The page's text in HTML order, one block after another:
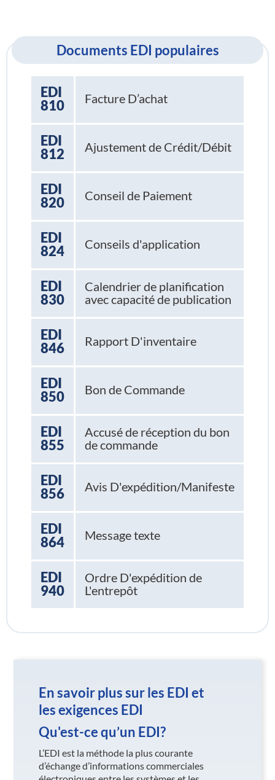
Documents EDI populaires
EDI
810
Facture D’achat
EDI
812
Ajustement de Crédit/Débit
EDI
820
Conseil de Paiement
EDI
824
Conseils d'application
EDI
830
Calendrier de planification
avec capacité de publication
EDI
846
Rapport D'inventaire
EDI
850
Bon de Commande
EDI
855
Accusé de réception du bon
de commande
EDI
856
Avis D'expédition/Manifeste
EDI
864
Message texte
EDI
940
Ordre D'expédition de
L'entrepôt
En savoir plus sur les EDI et
les exigences EDI
Qu'est-ce qu’un EDI?
L’EDI est la méthode la plus courante
d’échange d’informations commerciales